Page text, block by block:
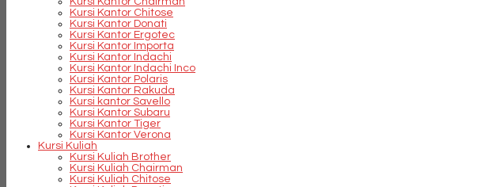
Kursi Kantor Chitose
Kursi Kantor Donati
Kursi Kantor Ergotec
Kursi Kantor Importa
Kursi Kantor Indachi
Kursi Kantor Indachi Inco
Kursi Kantor Polaris
Kursi Kantor Rakuda
Kursi kantor Savello
Kursi Kantor Subaru
Kursi Kantor Tiger
Kursi Kantor Verona
Kursi Kuliah
Kursi Kuliah Brother
Kursi Kuliah Chairman
Kursi Kuliah Chitose